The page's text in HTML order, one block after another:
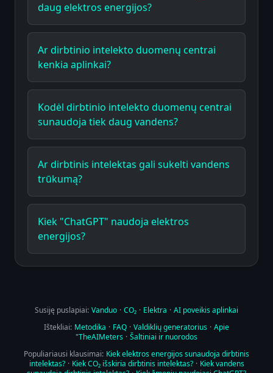
daug elektros energijos?
Ar dirbtinio intelekto duomenų centrai
kenkia aplinkai?
Kodėl dirbtinio intelekto duomenų centrai
sunaudoja tiek daug vandens?
Ar dirbtinis intelektas gali sukelti vandens
trūkumą?
Kiek "ChatGPT" naudoja elektros
energijos?
Susiję puslapiai: Vanduo · CO₂ · Elektra · AI poveikis aplinkai
Ištekliai: Metodika · FAQ · Valdiklių generatorius · Apie
"TheAIMeters · Šaltiniai ir nuorodos
Populiariausi klausimai: Kiek elektros energijos sunaudoja dirbtinis
intelektas? · Kiek CO₂ išskiria dirbtinis intelektas? · Kiek vandens